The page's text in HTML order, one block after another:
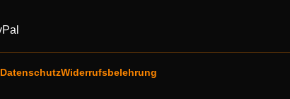
DatenschutzWiderrufsbelehrung